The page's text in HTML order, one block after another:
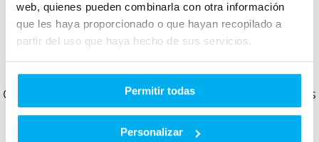
web, quienes pueden combinarla con otra información
que les haya proporcionado o que hayan recopilado a
partir del uso que haya hecho de sus servicios.
Permitir todas
Personalizar
Otros clientes que ya compraron en Dimovil te
cuentan cómo les fue.
Conoce lo que opinan y cómo nos valoran nuestros
clientes.